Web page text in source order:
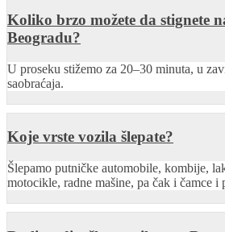
Koliko brzo možete da stignete
Beogradu?
U proseku stižemo za 20–30 minuta, u
saobraćaja.
Koje vrste vozila šlepate?
Šlepamo putničke automobile, kombije,
motocikle, radne mašine, pa čak i čamce i